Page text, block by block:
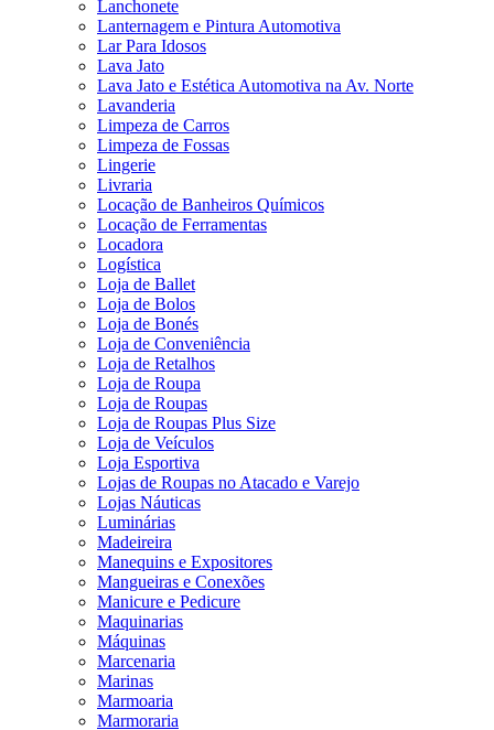
Lanchonete
Lanternagem e Pintura Automotiva
Lar Para Idosos
Lava Jato
Lava Jato e Estética Automotiva na Av. Norte
Lavanderia
Limpeza de Carros
Limpeza de Fossas
Lingerie
Livraria
Locação de Banheiros Químicos
Locação de Ferramentas
Locadora
Logística
Loja de Ballet
Loja de Bolos
Loja de Bonés
Loja de Conveniência
Loja de Retalhos
Loja de Roupa
Loja de Roupas
Loja de Roupas Plus Size
Loja de Veículos
Loja Esportiva
Lojas de Roupas no Atacado e Varejo
Lojas Náuticas
Luminárias
Madeireira
Manequins e Expositores
Mangueiras e Conexões
Manicure e Pedicure
Maquinarias
Máquinas
Marcenaria
Marinas
Marmoaria
Marmoraria